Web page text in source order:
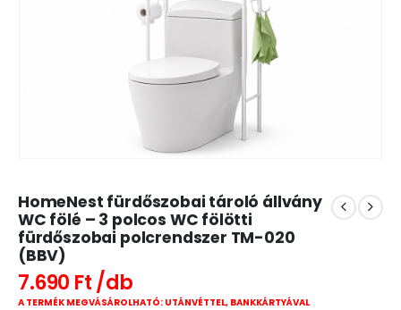
HomeNest fürdőszobai tároló állvány
WC fölé – 3 polcos WC fölötti
fürdőszobai polcrendszer TM-020
(BBV)
7.690 Ft
A TERMÉK MEGVÁSÁROLHATÓ: UTÁNVÉTTEL, BANKKÁRTYÁVAL